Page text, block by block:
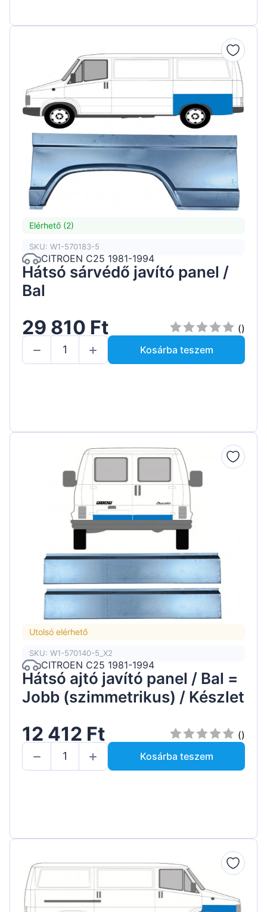
Elérhető (2)
SKU: W1-570183-5
CITROEN C25 1981-1994
Hátsó sárvédő javító panel /
Bal
29 810 Ft
()
Kosárba teszem
Utolsó elérhető
SKU: W1-570140-5_X2
CITROEN C25 1981-1994
Hátsó ajtó javító panel / Bal =
Jobb (szimmetrikus) / Készlet
12 412 Ft
()
Kosárba teszem